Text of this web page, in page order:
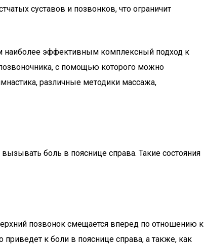
суставов и позвонков, что ограничит
наиболее эффективным комплексный подход к
с помощью которого можно
различные методики массажа,
боль в пояснице справа. Такие состояния
позвонок смещается вперед по отношению к
к боли в пояснице справа, а также, как